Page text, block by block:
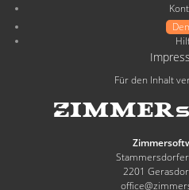
Für den Inhalt
2201